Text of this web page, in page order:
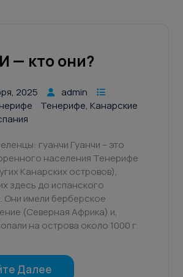
— кто они?
2025
admin
Тенерифе, Канарские
гуанчи Гуанчи – это
населения Тенерифе
Канарских островов),
здесь до испанского
Они имели берберское
(Северная Африка) и,
на острова около 1000 г.
Далее